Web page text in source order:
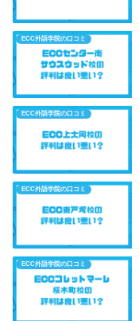
ECC外語学院の口コミ
ECC外語学院の口コミ
ECC外語学院の口コミ
ECC外語学院の口コミ